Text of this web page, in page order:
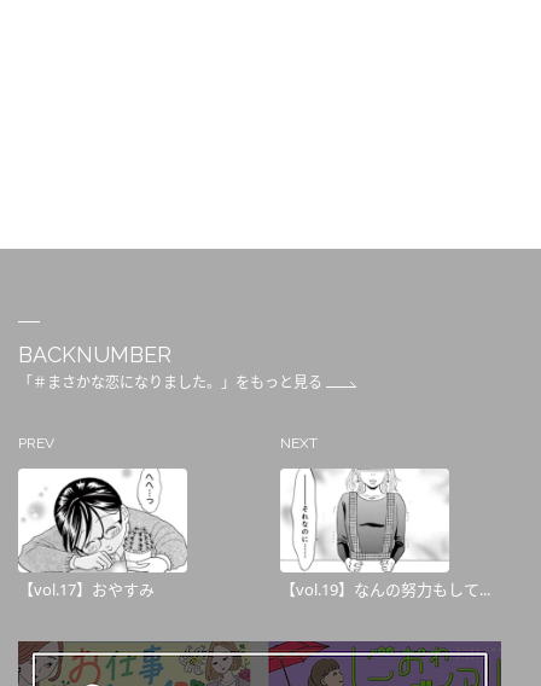
BACKNUMBER
「＃まさかな恋になりました。」をもっと見る
PREV
【vol.17】おやすみ
NEXT
【vol.19】なんの努力もして...